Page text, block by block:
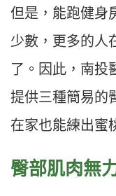
但是，能跑健身
少數，更多的人
了。因此，南投
提供三種簡易的
在家也能練出蜜
臀部肌肉無